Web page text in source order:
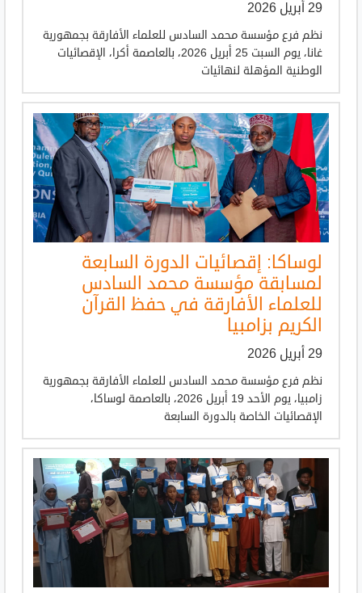
29 أبريل 2026
نظم فرع مؤسسة محمد السادس للعلماء الأفارقة بجمهورية
غانا، يوم السبت 25 أبريل 2026، بالعاصمة أكرا، الإقصائيات
الوطنية المؤهلة لنهائيات
لوساكا: إقصائيات الدورة السابعة
لمسابقة مؤسسة محمد السادس
للعلماء الأفارقة في حفظ القرآن
الكريم بزامبيا
29 أبريل 2026
نظم فرع مؤسسة محمد السادس للعلماء الأفارقة بجمهورية
زامبيا، يوم الأحد 19 أبريل 2026، بالعاصمة لوساكا،
الإقصائيات الخاصة بالدورة السابعة